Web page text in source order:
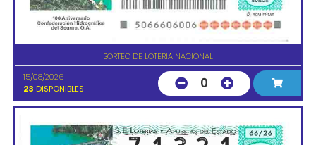
SORTEO DE LOTERIA NACIONAL
15/08/2026
23 DISPONIBLES 0